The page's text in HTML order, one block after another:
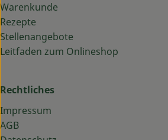
Warenkunde
Rezepte
Stellenangebote
Leitfaden zum Onlineshop
Rechtliches
Impressum
AGB